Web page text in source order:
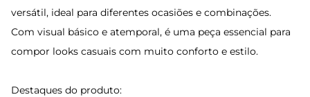
versátil, ideal para diferentes ocasiões e combinações.
Com visual básico e atemporal, é uma peça essencial para
compor looks casuais com muito conforto e estilo.
Destaques do produto: